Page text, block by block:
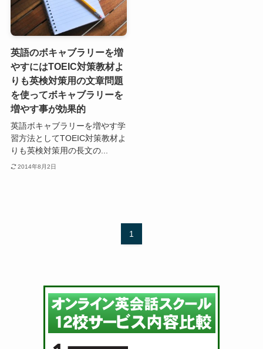
英語のボキャブラリーを増
やすにはTOEIC対策教材よ
りも英検対策用の文章問題
を使ってボキャブラリーを
増やす事が効果的
英語ボキャブラリーを増やす学
習方法としてTOEIC対策教材よ
りも英検対策用の長文の...
2014年8月2日
1